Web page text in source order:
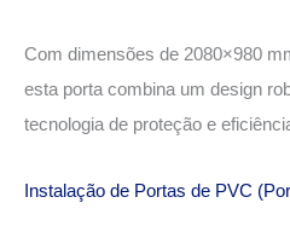
Com dimensões de 2080×980
esta porta combina um design
tecnologia de proteção e
Instalação de Portas de PVC